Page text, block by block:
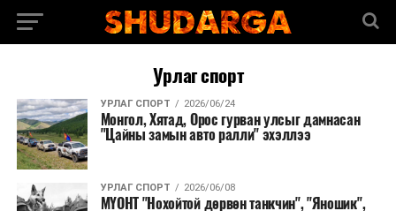
Урлаг спорт
УРЛАГ СПОРТ 2026/06/24
Монгол, Хятад, Орос гурван улсыг дамнасан
"Цайны замын авто ралли" эхэллээ
УРЛАГ СПОРТ 2026/06/08
МҮОНТ "Нохойтой дөрвөн танкчин", "Яношик",